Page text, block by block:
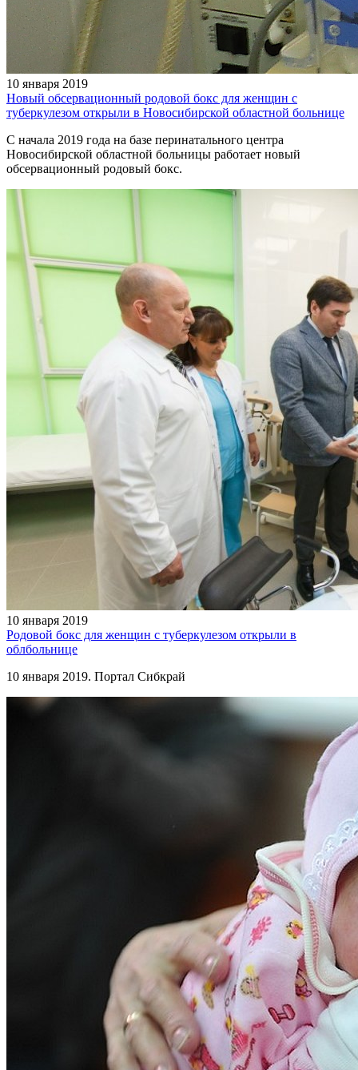
10 января 2019
Новый обсервационный родовой бокс для женщин с
туберкулезом открыли в Новосибирской областной больнице
С начала 2019 года на базе перинатального центра
Новосибирской областной больницы работает новый
обсервационный родовый бокс.
10 января 2019
Родовой бокс для женщин с туберкулезом открыли в
облбольнице
10 января 2019. Портал Сибкрай